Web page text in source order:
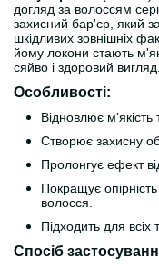
догляд за волоссям
захисний бар'єр, який
шкідливих зовнішніх
йому локони стають
сяйво і здоровий вигляд.
Особливості:
Відновлює м'якість
Створює захисну
Пролонгує ефект
Покращує
волосся.
Підходить для всіх
Спосіб